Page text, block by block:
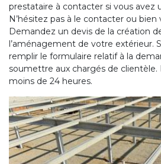
prestataire à contacter si vous avez
N’hésitez pas à le contacter ou
Demandez un devis de la création
l’aménagement de votre extérieur.
remplir le formulaire relatif à la
soumettre aux chargés de clientèle.
moins de 24 heures.